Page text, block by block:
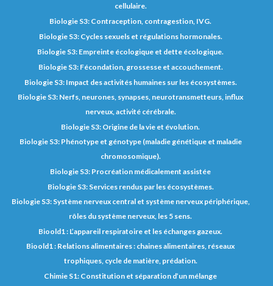
cellulaire.
Biologie S3: Contraception, contragestion, IVG.
Biologie S3: Cycles sexuels et régulations hormonales.
Biologie S3: Empreinte écologique et dette écologique.
Biologie S3: Fécondation, grossesse et accouchement.
Biologie S3: Impact des activités humaines sur les écosystèmes.
Biologie S3: Nerfs, neurones, synapses, neurotransmetteurs, influx
nerveux, activité cérébrale.
Biologie S3: Origine de la vie et évolution.
Biologie S3: Phénotype et génotype (maladie génétique et maladie
chromosomique).
Biologie S3: Procréation médicalement assistée
Biologie S3: Services rendus par les écosystèmes.
Biologie S3: Système nerveux central et système nerveux périphérique,
rôles du système nerveux, les 5 sens.
Bioold1 : L’appareil respiratoire et les échanges gazeux.
Bioold1 : Relations alimentaires : chaines alimentaires, réseaux
trophiques, cycle de matière, prédation.
Chimie S1: Constitution et séparation d’un mélange